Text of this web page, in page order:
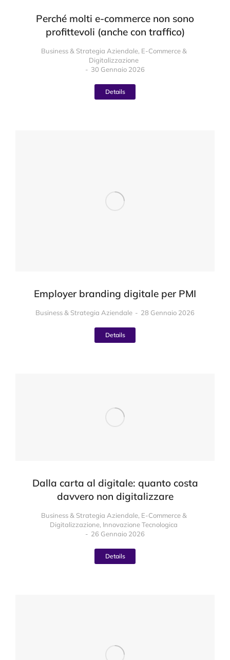
Perché molti e-commerce non sono
profittevoli (anche con traffico)
Business & Strategia Aziendale, E-Commerce &
Digitalizzazione
30 Gennaio 2026
Details
Employer branding digitale per PMI
Business & Strategia Aziendale 28 Gennaio 2026
Details
Dalla carta al digitale: quanto costa
davvero non digitalizzare
Business & Strategia Aziendale, E-Commerce &
Digitalizzazione, Innovazione Tecnologica
26 Gennaio 2026
Details